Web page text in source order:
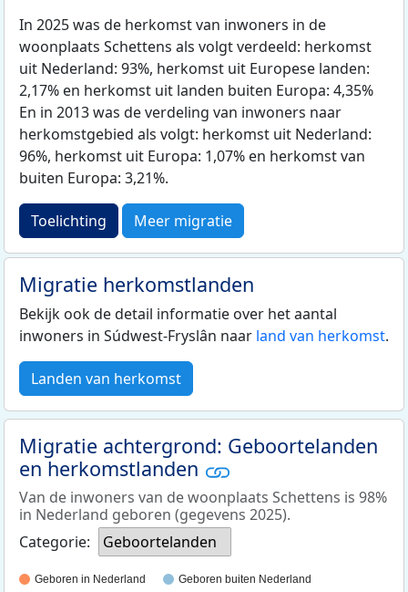
In 2025 was de herkomst van inwoners in de
woonplaats Schettens als volgt verdeeld: herkomst
uit Nederland: 93%, herkomst uit Europese landen:
2,17% en herkomst uit landen buiten Europa: 4,35%
En in 2013 was de verdeling van inwoners naar
herkomstgebied als volgt: herkomst uit Nederland:
96%, herkomst uit Europa: 1,07% en herkomst van
buiten Europa: 3,21%.
Toelichting Meer migratie
Migratie herkomstlanden
Bekijk ook de detail informatie over het aantal
inwoners in Súdwest-Fryslân naar land van herkomst.
Landen van herkomst
Migratie achtergrond: Geboortelanden
en herkomstlanden
Van de inwoners van de woonplaats Schettens is 98%
in Nederland geboren (gegevens 2025).
Categorie:
Geboortelanden
Geboren in Nederland Geboren buiten Nederland